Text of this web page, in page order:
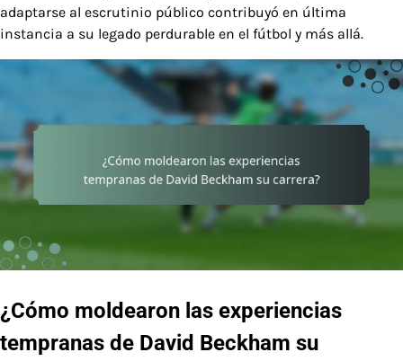
adaptarse al escrutinio público contribuyó en última
instancia a su legado perdurable en el fútbol y más allá.
¿Cómo moldearon las experiencias
tempranas de David Beckham su